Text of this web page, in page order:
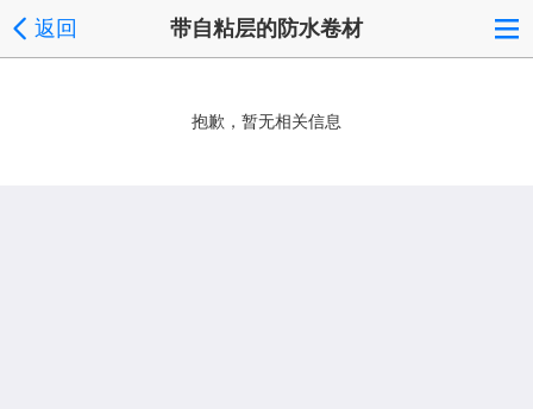
返回 带自粘层的防水卷材
抱歉，暂无相关信息